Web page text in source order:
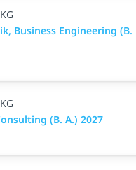
Business Engineering (B.
(B. A.) 2027